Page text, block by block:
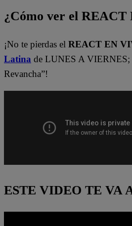
¿Cómo ver el REACT
¡No te pierdas el REACT EN
Latina de LUNES A VIERNES;
Revancha”!
ESTE VIDEO TE VA